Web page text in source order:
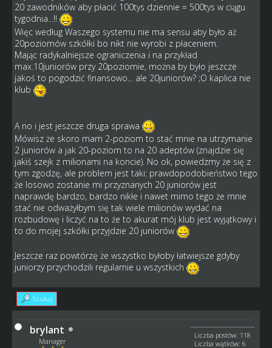
20 zawodników aby płacić 100tys dziennie = 500tys w ciągu
tygodnia...!!
Więc według Waszego systemu nie ma sensu aby było aż
20poziomów szkółki bo nikt nie wyrobi z płaceniem.
Mając radykalniejsze ograniczenia i na przykład
max.10juniorów przy 20poziomie, można by było jeszcze
jakoś to pogodzić finansowo... ale 20juniorów? ;O kaplica nie
klub
A no i jest jeszcze druga sprawa
Mówisz że skoro mam 2-poziom to stać mnie na utrzymanie
2 juniorów a jak 20-poziom to na 20 adeptów (znajdzie się
jakiś szejk z milionami na koncie). No ok, powiedzmy że się z
tym zgodzę, ale problem jest taki: prawdopodobieństwo tego
że losowo zostanie mi przyznanych 20 juniorów jest
naprawdę bardzo, bardzo nikłe i nawet mimo tego że mnie
stać nie odważyłbym się tak wiele milionów wydać na
rozbudowę i liczyć na to że to akurat mój klub jest wyjątkowy i
to do mojej szkółki przyjdzie 20 juniorów
Jeszcze raz powtórzę że wszystko byłoby łatwiejsze gdyby
juniorzy przychodzili regularnie u wszystkich
Szukaj
brylant
Manager
Liczba postów: 118
Liczba wątków: 6